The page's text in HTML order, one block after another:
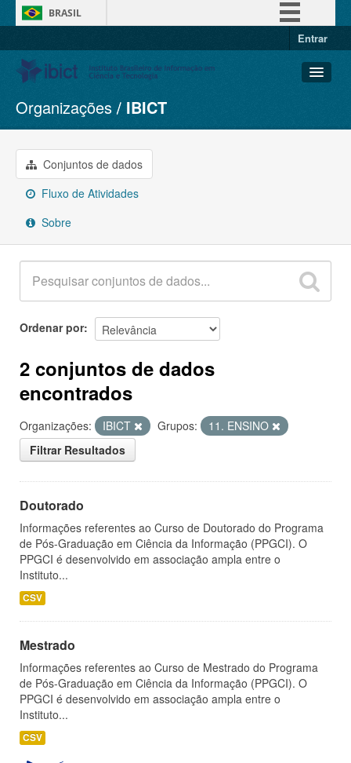
BRASIL
Entrar
Conjuntos de dados
Organizações
Grupos
Sobre
Organizações IBICT
Conjuntos de dados
Fluxo de Atividades
Sobre
Ordenar por
2 conjuntos de dados
encontrados
Organizações: IBICT Grupos:
11. ENSINO
Filtrar Resultados
Doutorado
Informações referentes ao Curso de Doutorado do Programa
de Pós-Graduação em Ciência da Informação (PPGCI). O
PPGCI é desenvolvido em associação ampla entre o
Instituto...
CSV
Mestrado
Informações referentes ao Curso de Mestrado do Programa
de Pós-Graduação em Ciência da Informação (PPGCI). O
PPGCI é desenvolvido em associação ampla entre o
Instituto...
CSV